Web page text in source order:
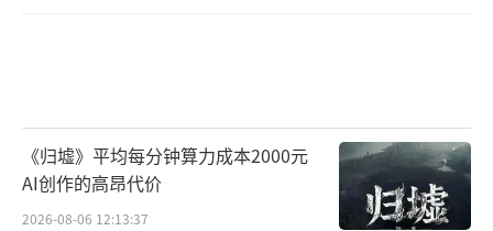
《归墟》平均每分钟算力成本2000元
AI创作的高昂代价
2026-08-06 12:13:37